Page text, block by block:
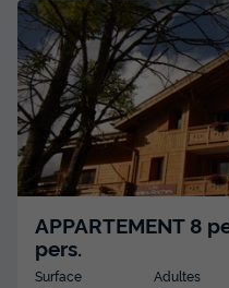
APPARTEMENT 8
pers.
Surface Adultes